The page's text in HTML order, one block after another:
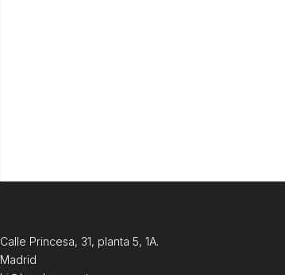
Calle Princesa, 31, planta 5, 1A.
Madrid